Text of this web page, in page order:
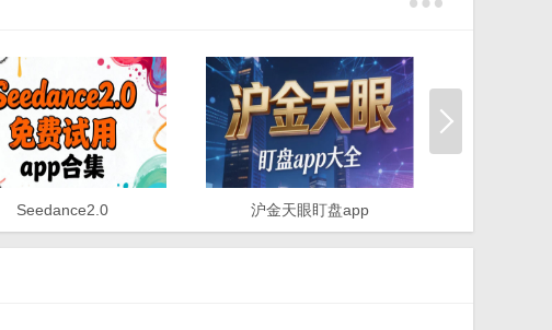
Seedance2.0 沪金天眼盯盘app